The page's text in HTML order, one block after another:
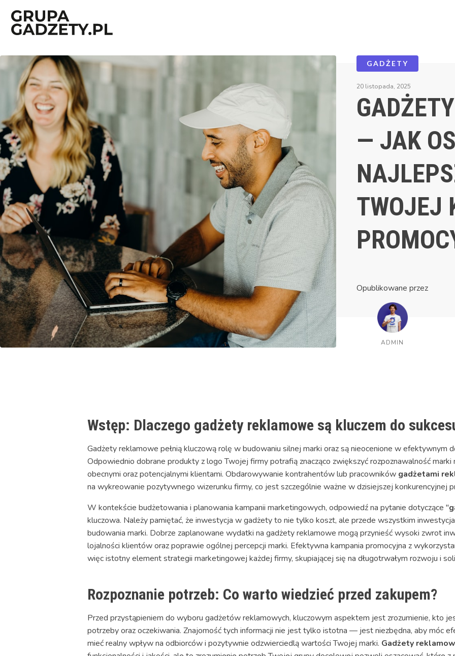
GADŻETY
20 listopada, 2025
— JAK
TWOJEJ
Opublikowane przez
ADMIN
Wstęp: Dlaczego gadżety reklamowe są kluczem do
Gadżety reklamowe pełnią kluczową rolę w budowaniu silnej marki oraz są nieocenione w efektywnym
Odpowiednio dobrane produkty z logo Twojej firmy potrafią znacząco zwiększyć rozpoznawalność marki
obecnymi oraz potencjalnymi klientami. Obdarowywanie kontrahentów lub pracowników gadżetami
na wykreowanie pozytywnego wizerunku firmy, co jest szczególnie ważne w dzisiejszej konkurencyjnej
W kontekście budżetowania i planowania kampanii marketingowych, odpowiedź na pytanie dotyczące "
kluczowa. Należy pamiętać, że inwestycja w gadżety to nie tylko koszt, ale przede wszystkim
budowania marki. Dobrze zaplanowane wydatki na gadżety reklamowe mogą przynieść wysoki zwrot
lojalności klientów oraz poprawie ogólnej percepcji marki. Efektywna kampania promocyjna z
więc istotny element strategii marketingowej każdej firmy, skupiającej się na długotrwałym rozwoju i
Rozpoznanie potrzeb: Co warto wiedzieć przed zakupem?
Przed przystąpieniem do wyboru gadżetów reklamowych, kluczowym aspektem jest zrozumienie, kto
potrzeby oraz oczekiwania. Znajomość tych informacji nie jest tylko istotna — jest niezbędna, aby móc
mieć realny wpływ na odbiorców i pozytywnie odzwierciedlą wartości Twojej marki. Gadżety